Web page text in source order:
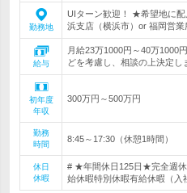
勤務地
UIターン歓迎！ ★希望地に
浜支店（横浜市）or 福岡営業
給与
月給23万1000円～40万1000
どを考慮し、相談の上決定
初年度
年収
300万円～500万円
勤務
時間
8:45～17:30（休憩1時間）
休日
休暇
# ★年間休日125日★完全週休
始休暇特別休暇有給休暇（入